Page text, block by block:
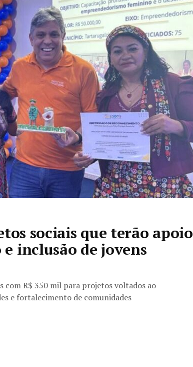
sociais que terão apoio
inclusão de jovens
com R$ 350 mil para projetos voltados ao
e fortalecimento de comunidades